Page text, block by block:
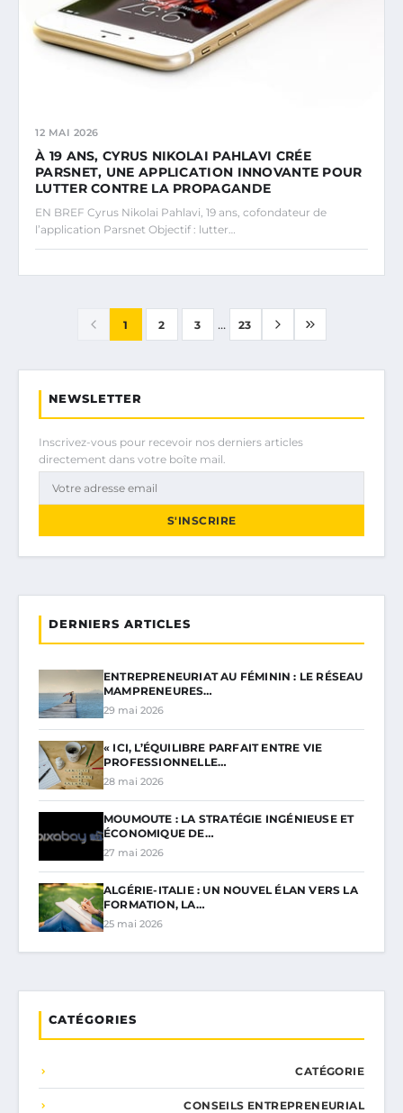
12 MAI 2026
À 19 ANS, CYRUS NIKOLAI PAHLAVI CRÉE
PARSNET, UNE APPLICATION INNOVANTE POUR
LUTTER CONTRE LA PROPAGANDE
EN BREF Cyrus Nikolai Pahlavi, 19 ans, cofondateur de
l’application Parsnet Objectif : lutter…
1 2 3 ... 23
NEWSLETTER
Inscrivez-vous pour recevoir nos derniers articles
directement dans votre boîte mail.
S'INSCRIRE
DERNIERS ARTICLES
ENTREPRENEURIAT AU FÉMININ : LE RÉSEAU
MAMPRENEURES…
29 mai 2026
« ICI, L’ÉQUILIBRE PARFAIT ENTRE VIE
PROFESSIONNELLE…
28 mai 2026
MOUMOUTE : LA STRATÉGIE INGÉNIEUSE ET
ÉCONOMIQUE DE…
27 mai 2026
ALGÉRIE-ITALIE : UN NOUVEL ÉLAN VERS LA
FORMATION, LA…
25 mai 2026
CATÉGORIES
CATÉGORIE
CONSEILS ENTREPRENEURIAL